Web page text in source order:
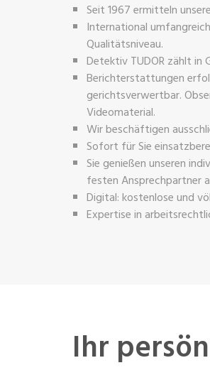
Seit 1967 ermitteln
International
Qualitätsniveau.
Detektiv TUDOR zählt in
Berichterstattungen
gerichtsverwertbar.
Videomaterial.
Wir beschäftigen
Sofort für Sie
Sie genießen unseren
festen Ansprechpartner
Digital: kostenlose und
Expertise in
Ihr